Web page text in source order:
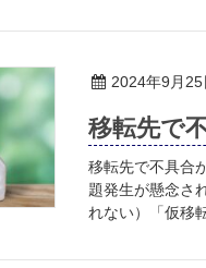
2024年9月25
移転先で
移転先で不具合
題発生が懸念さ
れない）「仮移